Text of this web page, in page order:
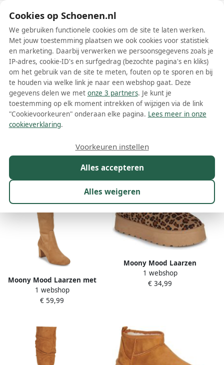
Schoenen.nl
Wis filters Alle filters
Bruine Moony Mood dames laarzen
Meer lezen
Moony Mood Laarzen met
hakken LEXI
1 webshop
€ 59,99
Moony Mood Laarzen
LEANNE
1 webshop
€ 34,99
Cookies op Schoenen.nl
We gebruiken functionele cookies om de site te laten werken.
Met jouw toestemming plaatsen we ook cookies voor statistiek
en marketing. Daarbij verwerken we persoonsgegevens zoals je
IP-adres, cookie-ID's en surfgedrag (bezochte pagina's en kliks)
om het gebruik van de site te meten, fouten op te sporen en bij
te houden via welke link je naar een webshop gaat. Deze
gegevens delen we met onze 3 partners. Je kunt je
toestemming op elk moment intrekken of wijzigen via de link
"Cookievoorkeuren" onderaan elke pagina. Lees meer in onze
cookieverklaring.
Alles accepteren
Alles weigeren
Voorkeuren instellen